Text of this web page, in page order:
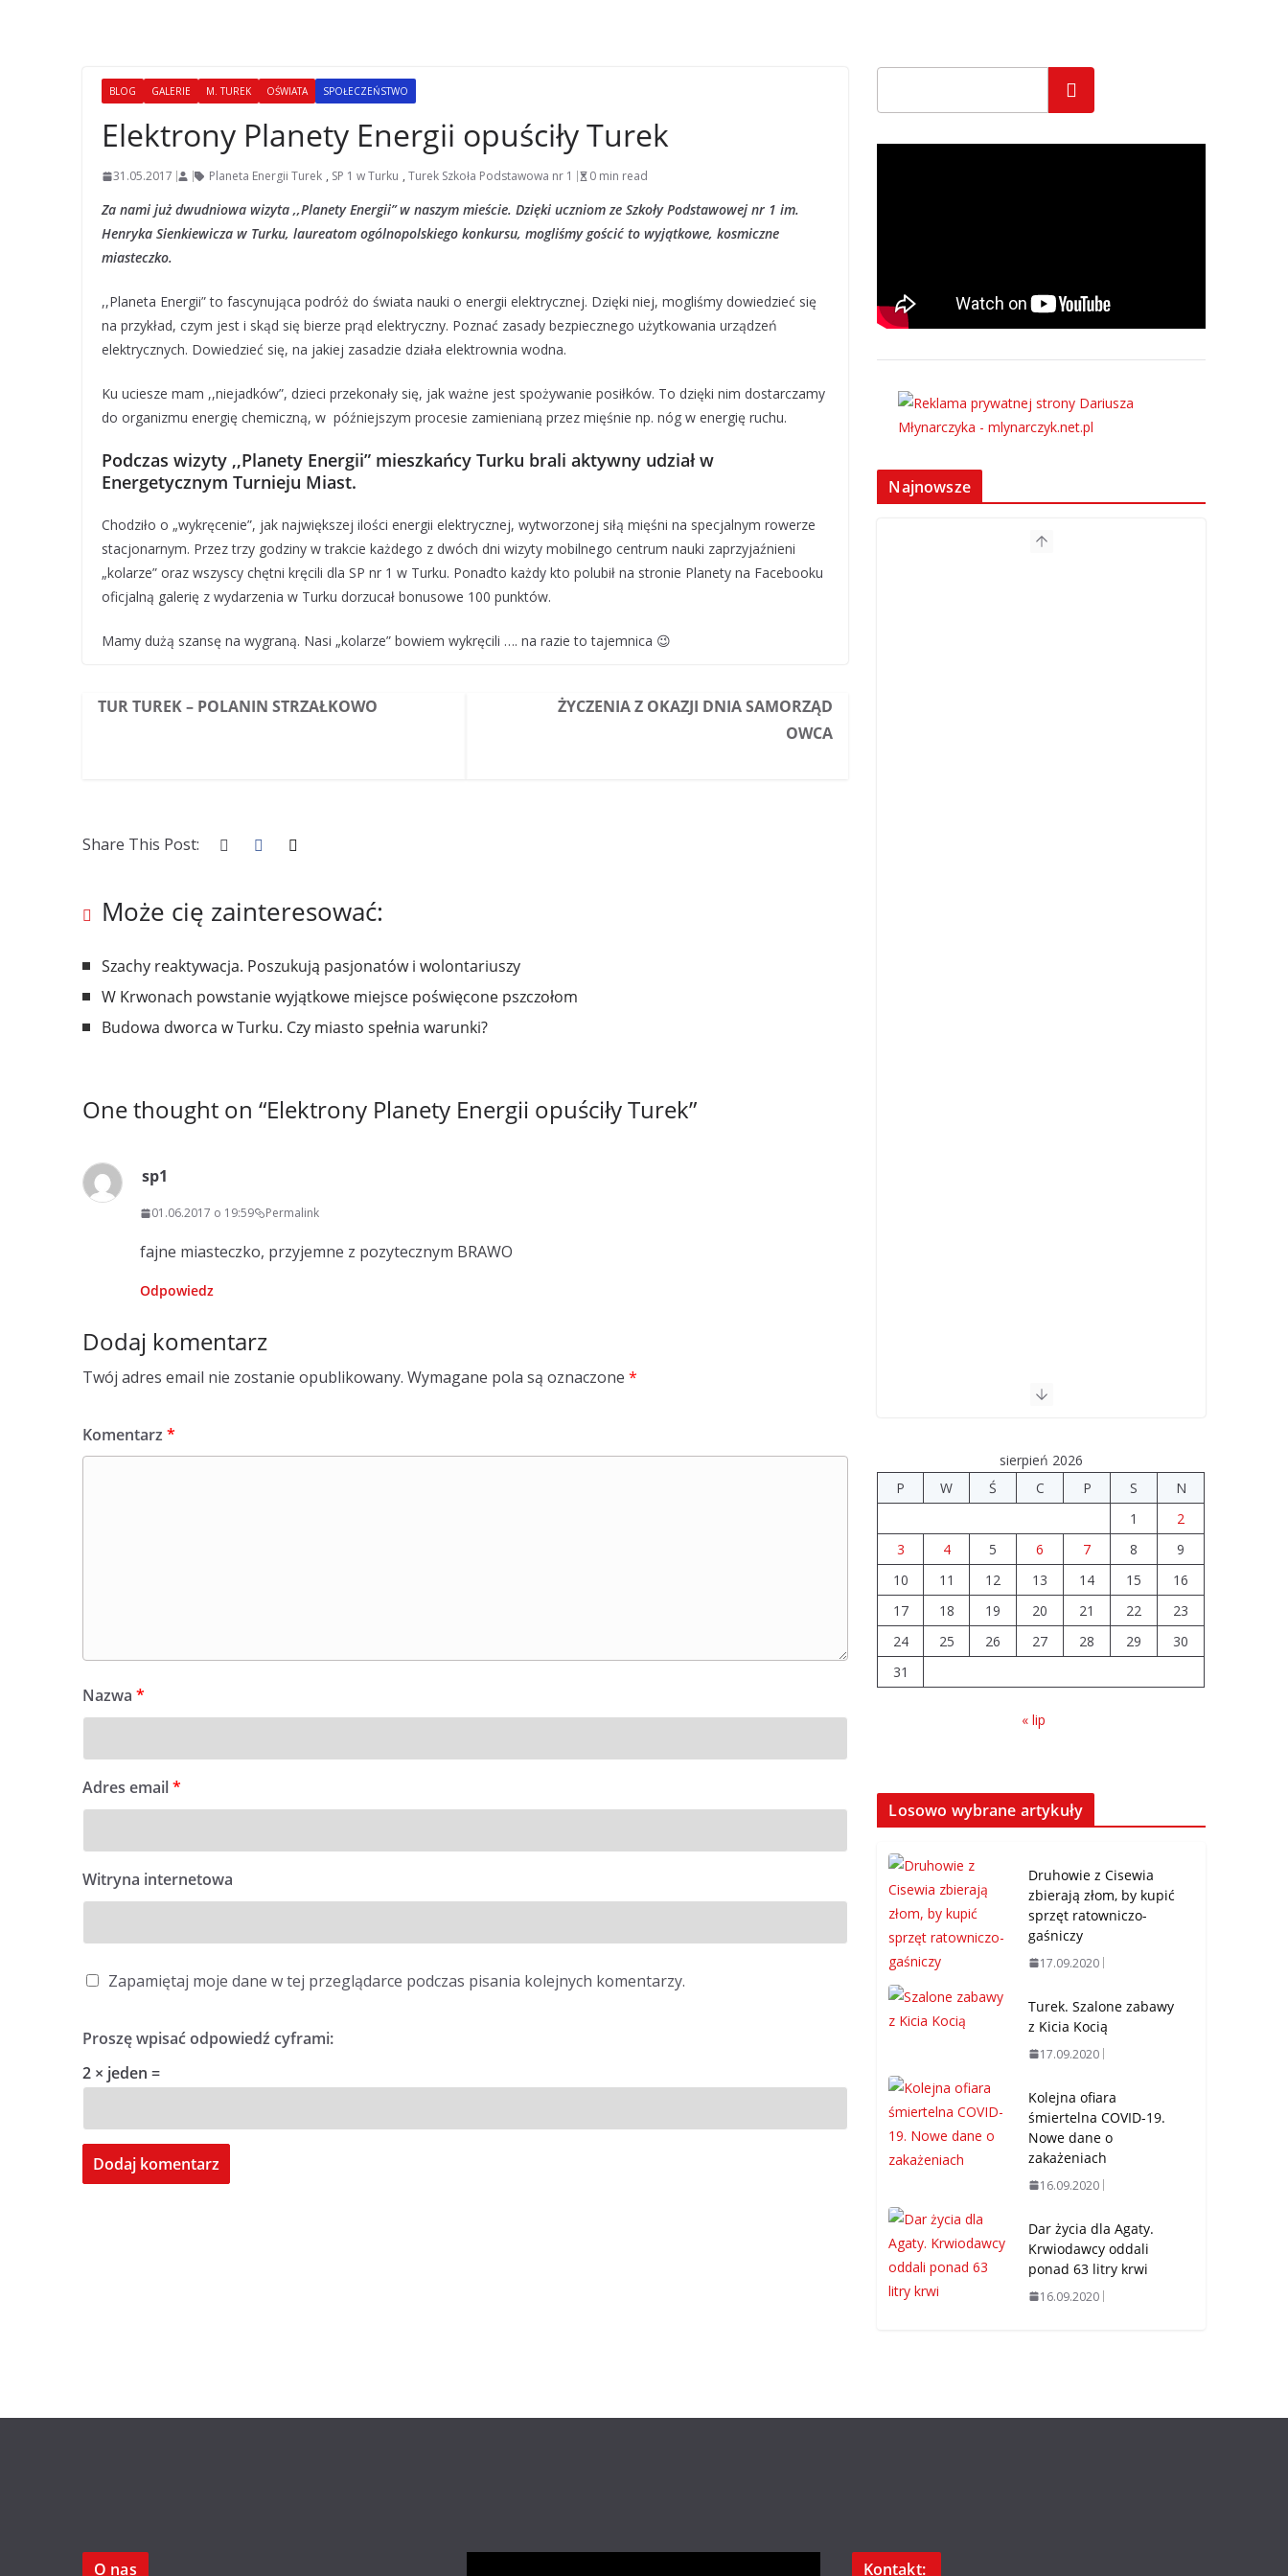
BLOG GALERIE M. TUREK OŚWIATA SPOŁECZEŃSTWO
Elektrony Planety Energii opuściły Turek
31.05.2017 Planeta Energii Turek , SP 1 w Turku , Turek Szkoła Podstawowa nr 1 0 min read
Za nami już dwudniowa wizyta ,,Planety Energii” w naszym mieście. Dzięki uczniom ze Szkoły Podstawowej nr 1 im.
Henryka Sienkiewicza w Turku, laureatom ogólnopolskiego konkursu, mogliśmy gościć to wyjątkowe, kosmiczne
miasteczko.
,,Planeta Energii” to fascynująca podróż do świata nauki o energii elektrycznej. Dzięki niej, mogliśmy dowiedzieć się
na przykład, czym jest i skąd się bierze prąd elektryczny. Poznać zasady bezpiecznego użytkowania urządzeń
elektrycznych. Dowiedzieć się, na jakiej zasadzie działa elektrownia wodna.
Ku uciesze mam ,,niejadków”, dzieci przekonały się, jak ważne jest spożywanie posiłków. To dzięki nim dostarczamy
do organizmu energię chemiczną, w późniejszym procesie zamienianą przez mięśnie np. nóg w energię ruchu.
Podczas wizyty ,,Planety Energii” mieszkańcy Turku brali aktywny udział w
Energetycznym Turnieju Miast.
Chodziło o „wykręcenie”, jak największej ilości energii elektrycznej, wytworzonej siłą mięśni na specjalnym rowerze
stacjonarnym. Przez trzy godziny w trakcie każdego z dwóch dni wizyty mobilnego centrum nauki zaprzyjaźnieni
„kolarze” oraz wszyscy chętni kręcili dla SP nr 1 w Turku. Ponadto każdy kto polubił na stronie Planety na Facebooku
oficjalną galerię z wydarzenia w Turku dorzucał bonusowe 100 punktów.
Mamy dużą szansę na wygraną. Nasi „kolarze” bowiem wykręcili …. na razie to tajemnica 😉
TUR TUREK – POLANIN STRZAŁKOWO
ŻYCZENIA Z OKAZJI DNIA SAMORZĄD
OWCA
Share This Post:
Może cię zainteresować:
Szachy reaktywacja. Poszukują pasjonatów i wolontariuszy
W Krwonach powstanie wyjątkowe miejsce poświęcone pszczołom
Budowa dworca w Turku. Czy miasto spełnia warunki?
One thought on “Elektrony Planety Energii opuściły Turek”
sp1
01.06.2017 o 19:59 Permalink
fajne miasteczko, przyjemne z pozytecznym BRAWO
Odpowiedz
Dodaj komentarz
Twój adres email nie zostanie opublikowany. Wymagane pola są oznaczone *
Komentarz *
Nazwa *
Adres email*
Witryna internetowa
Zapamiętaj moje dane w tej przeglądarce podczas pisania kolejnych komentarzy.
Proszę wpisać odpowiedź cyframi:
2 × jeden =
Szukaj
Najnowsze
sierpień 2026
P
W Ś C P S
N
1
2
3
4 5 6 7 8
9
10
11 12 13 14 15
16
17
18 19 20 21 22
23
24
25 26 27 28 29
30
31
« lip
Losowo wybrane artykuły
Druhowie z Cisewia
zbierają złom, by kupić
sprzęt ratowniczo-
gaśniczy
17.09.2020
Turek. Szalone zabawy
z Kicia Kocią
17.09.2020
Kolejna ofiara
śmiertelna COVID-19.
Nowe dane o
zakażeniach
16.09.2020
Dar życia dla Agaty.
Krwiodawcy oddali
ponad 63 litry krwi
16.09.2020
O nas Kontakt: